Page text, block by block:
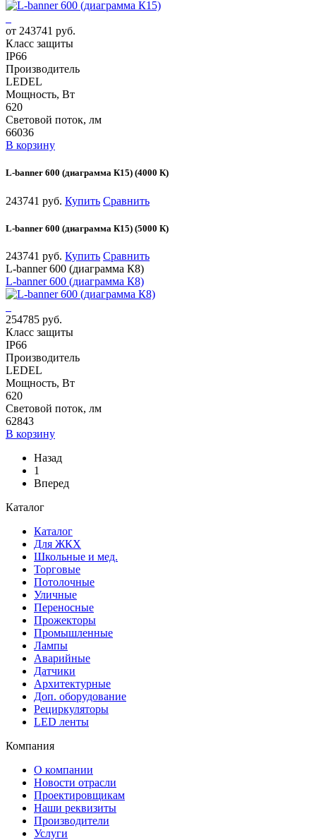
от 243741 руб.
Класс защиты
IP66
Производитель
LEDEL
Мощность, Вт
620
Световой поток, лм
66036
В корзину
L-banner 600 (диаграмма К15) (4000 К)
243741 руб. Купить Сравнить
L-banner 600 (диаграмма К15) (5000 К)
243741 руб. Купить Сравнить
L-banner 600 (диаграмма К8)
L-banner 600 (диаграмма К8)
254785 руб.
Класс защиты
IP66
Производитель
LEDEL
Мощность, Вт
620
Световой поток, лм
62843
В корзину
Назад
1
Вперед
Каталог
Каталог
Для ЖКХ
Школьные и мед.
Торговые
Потолочные
Уличные
Переносные
Прожекторы
Промышленные
Лампы
Аварийные
Датчики
Архитектурные
Доп. оборудование
Рециркуляторы
LED ленты
Компания
О компании
Новости отрасли
Проектировщикам
Наши реквизиты
Производители
Услуги